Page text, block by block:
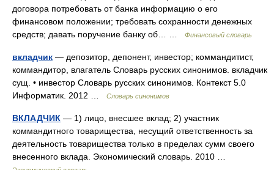
договора потребовать от банка информацию о его
финансовом положении; требовать сохранности денежных
средств; давать поручение банку об… …
Финансовый словарь
вкладчик — депозитор, депонент, инвестор; коммандитист,
коммандитор, влагатель Словарь русских синонимов. вкладчик
сущ. • инвестор Словарь русских синонимов. Контекст 5.0
Информатик. 2012 …
Словарь синонимов
ВКЛАДЧИК — 1) лицо, внесшее вклад; 2) участник
коммандитного товарищества, несущий ответственность за
деятельность товарищества только в пределах сумм своего
внесенного вклада. Экономический словарь. 2010 …